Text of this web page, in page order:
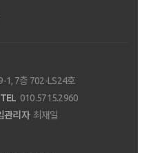
1, 7층 702-LS24호
TEL 010.5715.2960
관리자 최재일